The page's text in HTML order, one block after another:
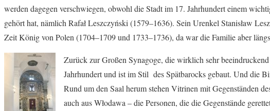
werden dagegen verschwiegen, obwohl die Stadt im 17. Jahrhundert einem
gehört hat, nämlich Rafał Leszczyński (1579–1636). Sein Urenkel Stanisław
Zeit König von Polen (1704–1709 und 1733–1736), da war die Familie aber
Zurück zur Großen Synagoge, die wirklich sehr
Jahrhundert und ist im Stil des Spätbarocks gebaut. Und die
Rund um den Saal herum stehen Vitrinen mit Gegenständen
auch aus Włodawa – die Personen, die die Gegenstände